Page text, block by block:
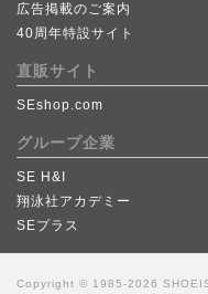
広告掲載のご案内
40周年特設サイト
直販サイト
SEshop.com
グループ企業
SE H&I
翔泳社アカデミー
SEプラス
Copyright © 1985-2026